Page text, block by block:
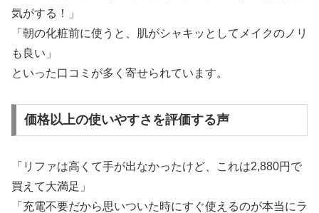
気がする！」
「朝の化粧前に使うと、肌がシャキッとしてメイクのノリ
も良い」
といった口コミが多く寄せられています。
価格以上の使いやすさを評価する声
「リファは高くて手が出なかったけど、これは2,880円で
買えて大満足」
「充電不要だから思いついた時にすぐ使えるのが本当にラ